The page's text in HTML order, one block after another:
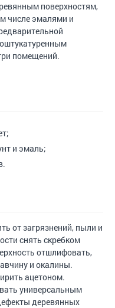
поверхностям,
числе эмалями и
помещений.
и эмаль;
от загрязнений, пыли и
снять скребком
отшлифовать,
и окалины.
ацетоном.
универсальным
деревянных